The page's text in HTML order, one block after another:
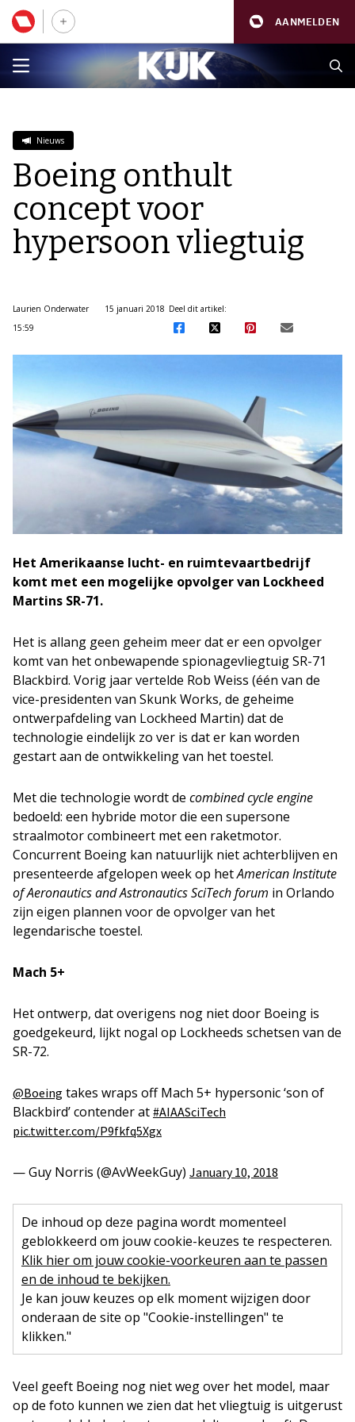
AANMELDEN
Nieuws
Boeing onthult
concept voor
hypersoon vliegtuig
Laurien Onderwater
15 januari 2018
15:59
Deel dit artikel:
Het Amerikaanse lucht- en ruimtevaartbedrijf
komt met een mogelijke opvolger van Lockheed
Martins SR-71.
Het is allang geen geheim meer dat er een opvolger
komt van het onbewapende spionagevliegtuig SR-71
Blackbird. Vorig jaar vertelde Rob Weiss (één van de
vice-presidenten van Skunk Works, de geheime
ontwerpafdeling van Lockheed Martin) dat de
technologie eindelijk zo ver is dat er kan worden
gestart aan de ontwikkeling van het toestel.
Met die technologie wordt de combined cycle engine
bedoeld: een hybride motor die een supersone
straalmotor combineert met een raketmotor.
Concurrent Boeing kan natuurlijk niet achterblijven en
presenteerde afgelopen week op hetAmerican Institute
of Aeronautics and Astronautics SciTech forum in Orlando
zijn eigen plannen voor de opvolger van het
legendarische toestel.
Mach 5+
Het ontwerp, dat overigens nog niet door Boeing is
goedgekeurd, lijkt nogal op Lockheeds schetsen van de
SR-72.
@Boeing takes wraps off Mach 5+ hypersonic ‘son of
Blackbird’ contender at #AIAASciTech
pic.twitter.com/P9fkfq5Xgx
— Guy Norris (@AvWeekGuy) January 10, 2018
De inhoud op deze pagina wordt momenteel
geblokkeerd om jouw cookie-keuzes te respecteren.
Klik hier om jouw cookie-voorkeuren aan te passen
en de inhoud te bekijken.
Je kan jouw keuzes op elk moment wijzigen door
onderaan de site op "Cookie-instellingen" te
klikken."
Veel geeft Boeing nog niet weg over het model, maar
op de foto kunnen we zien dat het vliegtuig is uitgerust